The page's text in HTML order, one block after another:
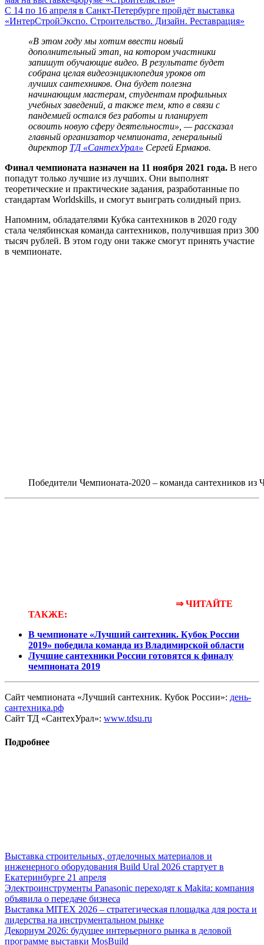
С 14 по 16 апреля в Санкт-Петербурге пройдёт выставка
«ИнтерСтройЭкспо. Строительство. Дизайн. Реставрация»
«В этом году мы хотим ввести новый
дополнительный этап, на котором участники
запишут обучающие видео. В результате будет
собрана целая видеоэнциклопедия уроков от
лучших сантехников. Она будет полезна
начинающим мастерам, студентам профильных
учебных заведений, а также тем, кто в связи с
пандемией остался без работы и планирует
освоить новую сферу деятельности», — рассказал
главный организатор чемпионата, генеральный
директор ТД «СантехУрал» Сергей Ермаков.
Финал чемпионата назначен на 11 ноября 2021 года. В него
попадут только лучшие из лучших. Они выполнят
теоретические и практические задания, разработанные по
стандартам Worldskills, и смогут выиграть солидный приз.
Напомним, обладателями Кубка сантехников в 2020 году
стала челябинская команда сантехников, получившая приз 300
тысяч рублей. В этом году они также смогут принять участие
в чемпионате.
Победители Чемпионата-2020 – команда сантехников из
⇒ ЧИТАЙТЕ
ТАКЖЕ:
В чемпионате «Лучший сантехник. Кубок России
2019» победила команда из Владимирской области
Лучшие сантехники России готовятся к финалу
чемпионата 2019
Сайт чемпионата «Лучший сантехник. Кубок России»: день-
сантехника.рф
Сайт ТД «СантехУрал»: www.tdsu.ru
Подробнее
Выставка строительных, отделочных материалов и
инженерного оборудования Build Ural 2026 стартует в
Екатеринбурге 21 апреля
Электроинструменты Panasonic переходят к Makita: компания
объявила о передаче бизнеса
Выставка MITEX 2026 – стратегическая площадка для роста и
лидерства на инструментальном рынке
Декориум 2026: будущее интерьерного рынка в деловой
программе выставки MosBuild